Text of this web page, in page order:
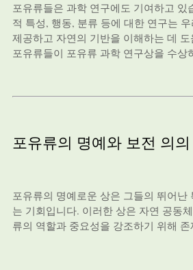
포유류들은 과학 연구에도 기여하고 있
적 특성, 행동, 분류 등에 대한 연구는
제공하고 자연의 기반을 이해하는 데
포유류들이 포유류 과학 연구상을 수상
포유류의 명예와 보전 의의
포유류의 명예로운 상은 그들의 뛰어난
는 기회입니다. 이러한 상은 자연 공동
류의 역할과 중요성을 강조하기 위해